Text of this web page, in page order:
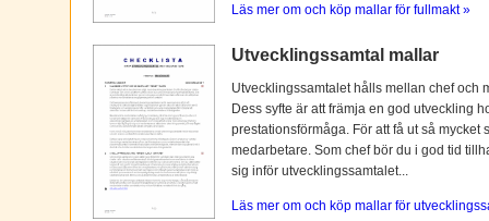
Läs mer om och köp mallar för fullmakt »
Utvecklingssamtal mallar
Utvecklingssamtalet hålls mellan chef och
Dess syfte är att främja en god utveckling
prestationsförmåga. För att få ut så
medarbetare. Som chef bör du i god tid
sig inför utvecklingssamtalet...
Läs mer om och köp mallar för